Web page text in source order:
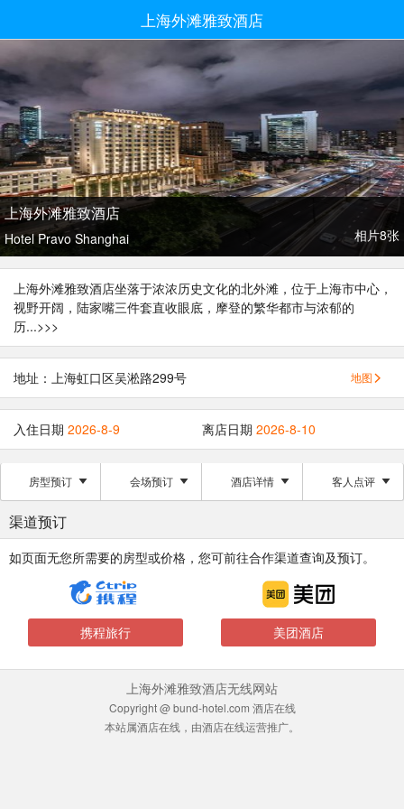
上海外滩雅致酒店
上海外滩雅致酒店
Hotel Pravo Shanghai 相片8张
上海外滩雅致酒店坐落于浓浓历史文化的北外滩，位于上海市中心，
视野开阔，陆家嘴三件套直收眼底，摩登的繁华都市与浓郁的
历...>>>
地址：上海虹口区吴淞路299号 地图
入住日期 2026-8-9 离店日期 2026-8-10
房型预订 会场预订 酒店详情 客人点评
渠道预订
如页面无您所需要的房型或价格，您可前往合作渠道查询及预订。
携程旅行 美团酒店
上海外滩雅致酒店无线网站
Copyright @ bund-hotel.com 酒店在线
本站属酒店在线，由酒店在线运营推广。